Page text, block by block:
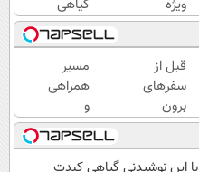
ویژه
بدون
بوتاکس
۱۰،۱۲
سال
جوون
شو
گیاهی
برای
جلوگیری
و درمان
پیری
پوست
قبل از
سفرهای
برون
استانی
خلافی
خود را
مسیر
همراهی
و
گزارش
عملکرد
گروه